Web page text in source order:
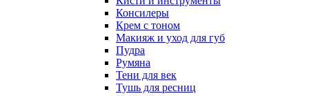
Консилеры
Крем с тоном
Макияж и уход для губ
Пудра
Румяна
Тени для век
Тушь для ресниц